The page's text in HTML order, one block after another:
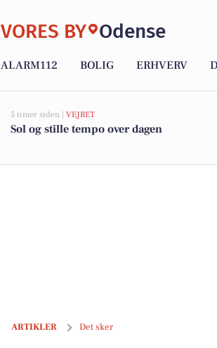
VORES BY Odense
ALARM112 BOLIG ERHVERV
5 timer siden | VEJRET
Sol og stille tempo over dagen
ARTIKLER Det sker
Eksklusiv talk med Sophie Zinckernagel på